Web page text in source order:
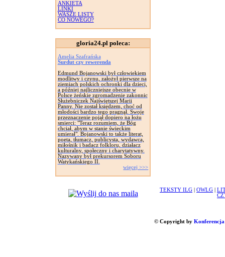
ANKIETA
LINKI
WASZE LISTY
CO NOWEGO?
gloria24.pl poleca:
Amelia Szafrańska
Surdut czy rewerenda
Edmund Bojanowski był człowiekiem
modlitwy i czynu, założył pierwsze na
ziemiach polskich ochronki dla dzieci,
a później najliczniejsze obecnie w
Polsce żeńskie zgromadzenie zakonnic
Służebniczek Najświętszej Marii
Panny. Nie został księdzem, choć od
młodości bardzo tego pragnął. Swoje
przeznaczenie pojął dopiero na łożu
smierci: "Teraz rozumiem, że Bóg
chciał, abym w stanie świeckim
umierał". Bojanowski to także literat,
poeta, tłumacz, publicysta, wydawca,
miłośnik i badacz folkloru, działacz
kulturalny, społeczny i charytatywny.
Nazywany był prekursorem Soboru
Watykańskiego II.
więcej >>>
TEKSTY ILG OWLG
© Copyright by Konferencja